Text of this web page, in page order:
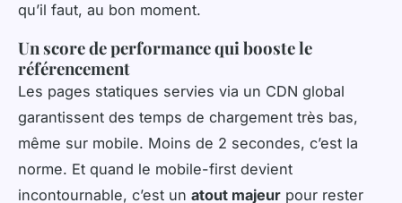
qu’il faut, au bon moment.
Un score de performance qui booste le
référencement
Les pages statiques servies via un CDN global
garantissent des temps de chargement très bas,
même sur mobile. Moins de 2 secondes, c’est la
norme. Et quand le mobile-first devient
incontournable, c’est un atout majeur pour rester